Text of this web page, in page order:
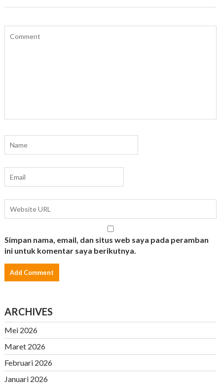
Simpan nama, email, dan situs web saya pada peramban
ini untuk komentar saya berikutnya.
ARCHIVES
Mei 2026
Maret 2026
Februari 2026
Januari 2026